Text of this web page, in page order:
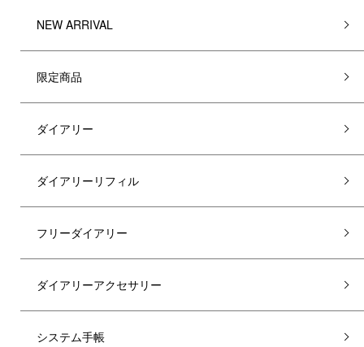
NEW ARRIVAL
限定商品
ダイアリー
ダイアリーリフィル
フリーダイアリー
ダイアリーアクセサリー
システム手帳